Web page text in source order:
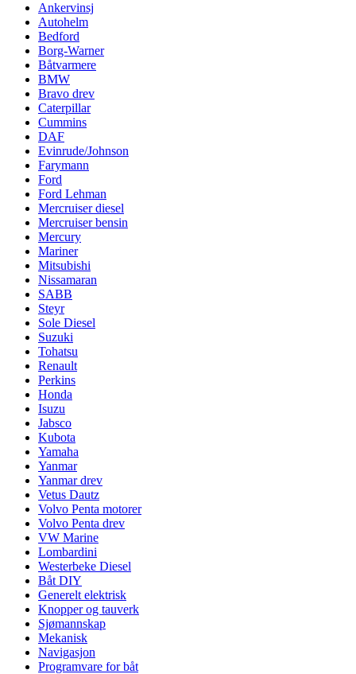
Ankervinsj
Autohelm
Bedford
Borg-Warner
Båtvarmere
BMW
Bravo drev
Caterpillar
Cummins
DAF
Evinrude/Johnson
Farymann
Ford
Ford Lehman
Mercruiser diesel
Mercruiser bensin
Mercury
Mariner
Mitsubishi
Nissamaran
SABB
Steyr
Sole Diesel
Suzuki
Tohatsu
Renault
Perkins
Honda
Isuzu
Jabsco
Kubota
Yamaha
Yanmar
Yanmar drev
Vetus Dautz
Volvo Penta motorer
Volvo Penta drev
VW Marine
Lombardini
Westerbeke Diesel
Båt DIY
Generelt elektrisk
Knopper og tauverk
Sjømannskap
Mekanisk
Navigasjon
Programvare for båt